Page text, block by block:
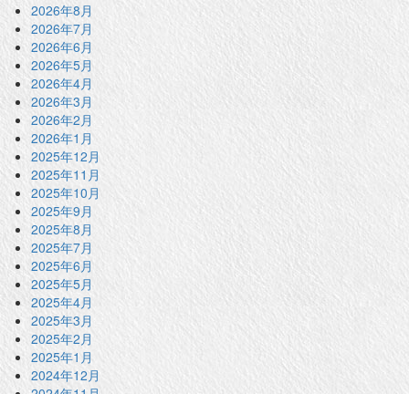
2026年8月
2026年7月
2026年6月
2026年5月
2026年4月
2026年3月
2026年2月
2026年1月
2025年12月
2025年11月
2025年10月
2025年9月
2025年8月
2025年7月
2025年6月
2025年5月
2025年4月
2025年3月
2025年2月
2025年1月
2024年12月